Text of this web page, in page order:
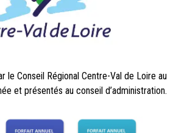
le Conseil Régional Centre-Val de Loire au
et présentés au conseil d’administration.